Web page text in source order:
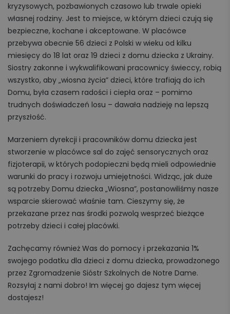
kryzysowych, pozbawionych czasowo lub trwale opieki
własnej rodziny. Jest to miejsce, w którym dzieci czują się
bezpieczne, kochane i akceptowane. W placówce
przebywa obecnie 56 dzieci z Polski w wieku od kilku
miesięcy do 18 lat oraz 19 dzieci z domu dziecka z Ukrainy.
Siostry zakonne i wykwalifikowani pracownicy świeccy, robią
wszystko, aby „wiosna życia” dzieci, które trafiają do ich
Domu, była czasem radości i ciepła oraz – pomimo
trudnych doświadczeń losu – dawała nadzieję na lepszą
przyszłość.
Marzeniem dyrekcji i pracowników domu dziecka jest
stworzenie w placówce sal do zajęć sensorycznych oraz
fizjoterapii, w których podopieczni będą mieli odpowiednie
warunki do pracy i rozwoju umiejętności. Widząc, jak duże
są potrzeby Domu dziecka „Wiosna”, postanowiliśmy nasze
wsparcie skierować właśnie tam. Cieszymy się, że
przekazane przez nas środki pozwolą wesprzeć bieżące
potrzeby dzieci i całej placówki.
Zachęcamy również Was do pomocy i przekazania 1%
swojego podatku dla dzieci z domu dziecka, prowadzonego
przez Zgromadzenie Sióstr Szkolnych de Notre Dame.
Rozsyłaj z nami dobro! Im więcej go dajesz tym więcej
dostajesz!